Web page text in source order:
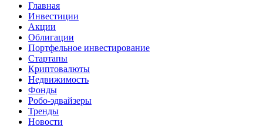
Главная
Инвестиции
Акции
Облигации
Портфельное инвестирование
Стартапы
Криптовалюты
Недвижимость
Фонды
Робо-эдвайзеры
Тренды
Новости